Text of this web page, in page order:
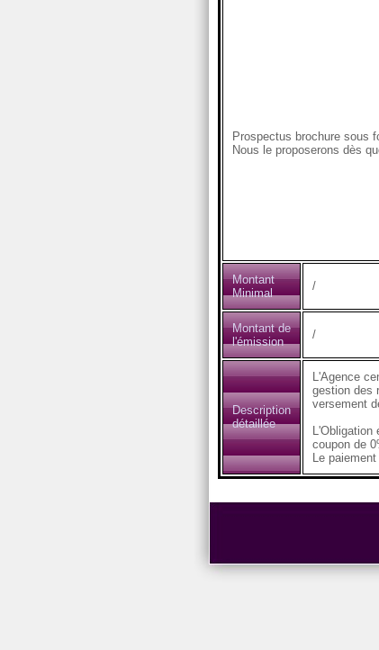
Prospectus brochure sous
Nous le proposerons dès
Montant
Minimal
/
Montant de
l'émission
/
Description
détaillée
L'Agence
gestion des
versement
L'Obligation
coupon de
Le